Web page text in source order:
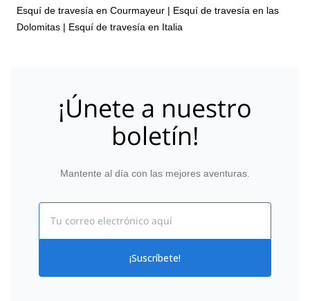
Esquí de travesía en Courmayeur | Esquí de travesía en las
Dolomitas | Esquí de travesía en Italia
¡Únete a nuestro
boletín!
Mantente al día con las mejores aventuras.
¡Suscríbete!